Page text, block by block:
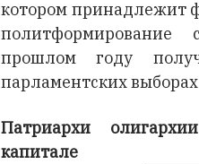
котором принадлежит
прошлом году
парламентских
Патриархи
капитале